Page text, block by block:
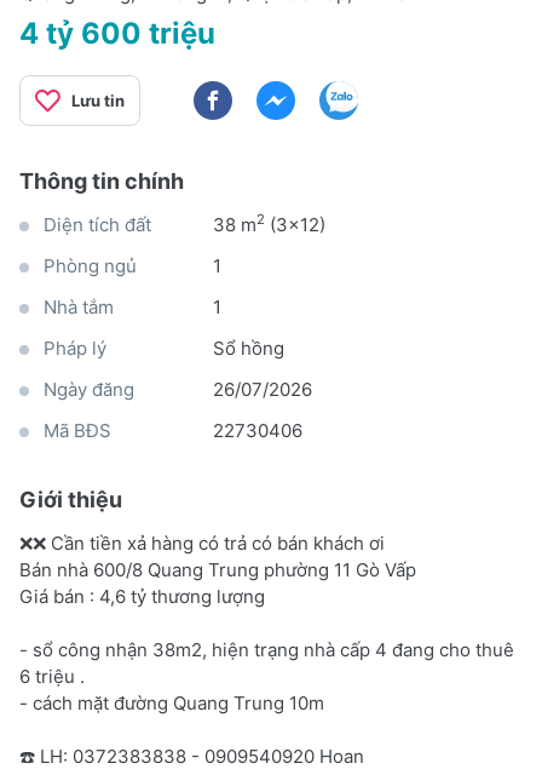
4 tỷ 600 triệu
Lưu tin
Thông tin chính
Diện tích đất 38 m2 (3x12)
Phòng ngủ
1
Nhà tắm
1
Pháp lý
Sổ hồng
Ngày đăng
26/07/2026
Mã BĐS
22730406
Giới thiệu
❌❌ Cần tiền xả hàng có trả có bán khách ơi
Bán nhà 600/8 Quang Trung phường 11 Gò Vấp
Giá bán : 4,6 tỷ thương lượng
- sổ công nhận 38m2, hiện trạng nhà cấp 4 đang cho thuê
6 triệu .
- cách mặt đường Quang Trung 10m
☎️ LH: 0372383838 - 0909540920 Hoan